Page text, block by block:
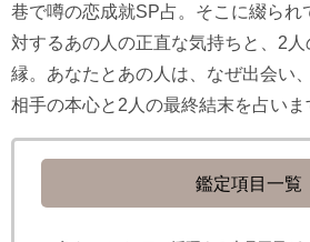
巷で噂の恋成就SP占。そこに綴られ
対するあの人の正直な気持ちと、2
縁。あなたとあの人は、なぜ出会い
相手の本心と2人の最終結末を占いま
鑑定項目一覧